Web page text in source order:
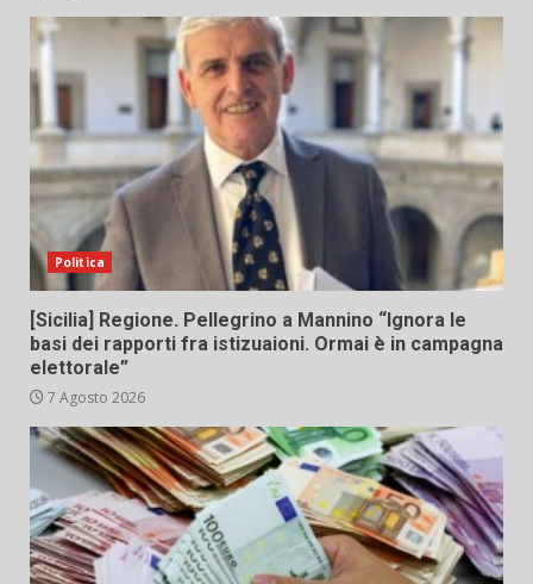
Politica
[Sicilia] Regione. Pellegrino a Mannino “Ignora le
basi dei rapporti fra istizuaioni. Ormai è in campagna
elettorale”
7 Agosto 2026